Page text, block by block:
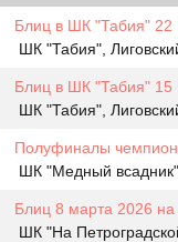
Блиц в ШК "Табия" 22
ШК "Табия",
Блиц в ШК "Табия" 15
ШК "Табия",
Полуфиналы
ШК "Медный
Блиц 8 марта 2026 на
ШК "На